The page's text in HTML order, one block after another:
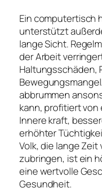
Ein computertisch
unterstützt
lange Sicht.
der Arbeit
Haltungsschäden,
abbrummen
kann, profitiert von
Innere kraft,
erhöhter
Volk, die lange Zeit
zubringen, ist ein
eine wertvolle
Gesundheit.